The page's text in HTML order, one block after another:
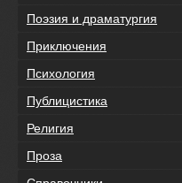
Поэзия и драматургия
Приключения
Психология
Публицистика
Религия
Проза